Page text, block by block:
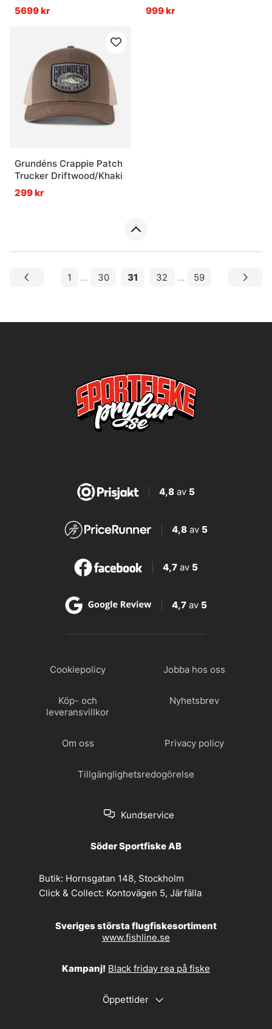
5699 kr
999 kr
Grundéns Crappie Patch
Trucker Driftwood/Khaki
299 kr
1 ... 30 31 32 ... 59
4,8av 5
4,8 av 5
4,7 av 5
4,7 av 5
Cookiepolicy Jobba hos oss
Köp- och
leveransvillkor
Nyhetsbrev
Om oss Privacy policy
Tillgänglighetsredogörelse
Kundservice
Söder Sportfiske AB
Butik: Hornsgatan 148, Stockholm
Click & Collect: Kontovägen 5, Järfälla
Sveriges största flugfiskesortiment
www.fishline.se
Kampanj! Black friday rea på fiske
Öppettider